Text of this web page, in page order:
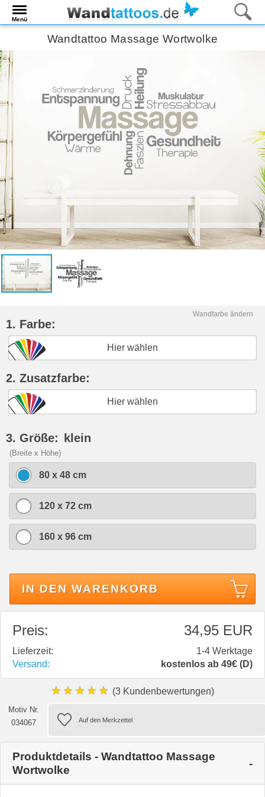
Menü
Wandtattoo Massage Wortwolke
Wandfarbe ändern
1. Farbe:
Hier wählen
2. Zusatzfarbe:
Hier wählen
3. Größe: klein
(Breite x Höhe)
80 x 48 cm
120 x 72 cm
160 x 96 cm
IN DEN WARENKORB
Preis: 34,95 EUR
Lieferzeit:
1-4 Werktage
Versand:
kostenlos ab 49€ (D)
★★★★★ (3 Kundenbewertungen)
Motiv Nr.
034067
Produktdetails - Wandtattoo Massage
Wortwolke